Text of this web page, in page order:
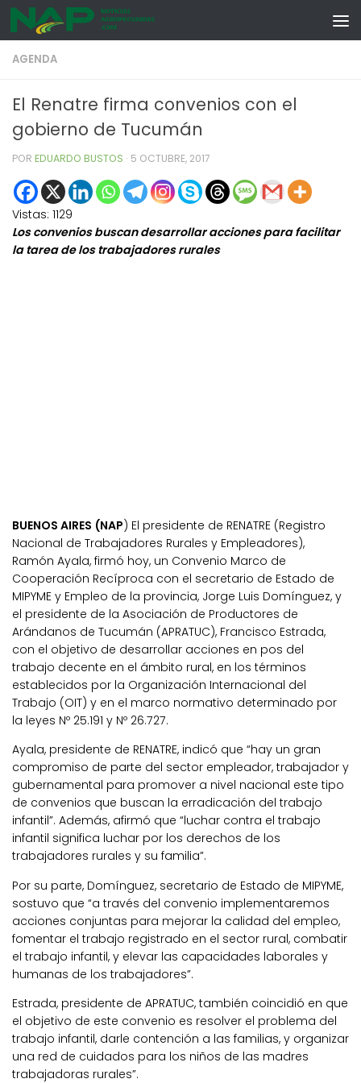
Skip to content
AGENDA
El Renatre firma convenios con el
gobierno de Tucumán
POR EDUARDO BUSTOS · 5 OCTUBRE, 2017
Vistas: 1129
Los convenios buscan desarrollar acciones para facilitar
la tarea de los trabajadores rurales
BUENOS AIRES (NAP) El presidente de RENATRE (Registro
Nacional de Trabajadores Rurales y Empleadores),
Ramón Ayala, firmó hoy, un Convenio Marco de
Cooperación Recíproca con el secretario de Estado de
MIPYME y Empleo de la provincia, Jorge Luis Domínguez, y
el presidente de la Asociación de Productores de
Arándanos de Tucumán (APRATUC), Francisco Estrada,
con el objetivo de desarrollar acciones en pos del
trabajo decente en el ámbito rural, en los términos
establecidos por la Organización Internacional del
Trabajo (OIT) y en el marco normativo determinado por
la leyes Nº 25.191 y Nº 26.727.
Ayala, presidente de RENATRE, indicó que “hay un gran
compromiso de parte del sector empleador, trabajador y
gubernamental para promover a nivel nacional este tipo
de convenios que buscan la erradicación del trabajo
infantil”. Además, afirmó que “luchar contra el trabajo
infantil significa luchar por los derechos de los
trabajadores rurales y su familia”.
Por su parte, Domínguez, secretario de Estado de MIPYME,
sostuvo que “a través del convenio implementaremos
acciones conjuntas para mejorar la calidad del empleo,
fomentar el trabajo registrado en el sector rural, combatir
el trabajo infantil, y elevar las capacidades laborales y
humanas de los trabajadores”.
Estrada, presidente de APRATUC, también coincidió en que
el objetivo de este convenio es resolver el problema del
trabajo infantil, darle contención a las familias, y organizar
una red de cuidados para los niños de las madres
trabajadoras rurales”.